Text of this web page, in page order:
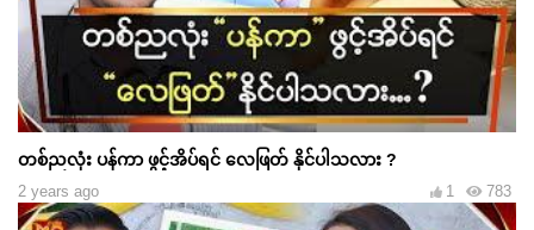
တစ်ညလုံး ပန်ကာ ဖွင့်အိပ်ရင် လေဖြတ် နိုင်ပါသလား ?
2 years ago 783
1